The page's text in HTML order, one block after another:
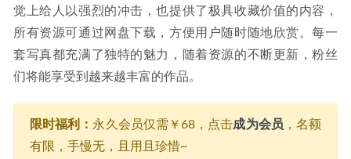
觉上给人以强烈的冲击，也提供了极具收藏价值的内容，
所有资源可通过网盘下载，方便用户随时随地欣赏。每一
套写真都充满了独特的魅力，随着资源的不断更新，粉丝
们将能享受到越来越丰富的作品。
限时福利： 永久会员仅需￥68，点击成为会员 ，名额
有限，手慢无，且用且珍惜~